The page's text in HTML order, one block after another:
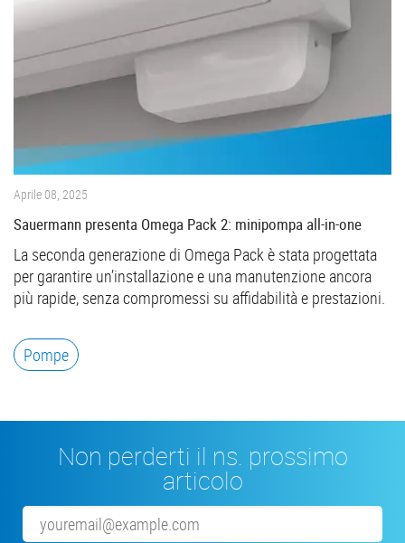
Aprile 08, 2025
Sauermann presenta Omega Pack 2: minipompa all-in-one
La seconda generazione di Omega Pack è stata progettata
per garantire un’installazione e una manutenzione ancora
più rapide, senza compromessi su affidabilità e prestazioni.
Pompe
Non perderti il ns. prossimo
articolo
Email